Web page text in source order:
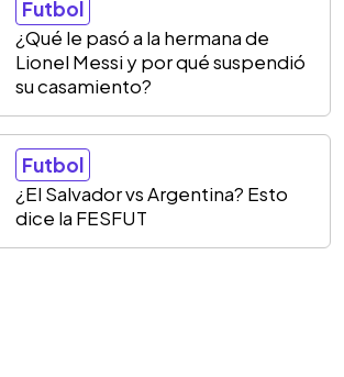
Futbol
¿Qué le pasó a la hermana de
Lionel Messi y por qué suspendió
su casamiento?
Futbol
¿El Salvador vs Argentina? Esto
dice la FESFUT